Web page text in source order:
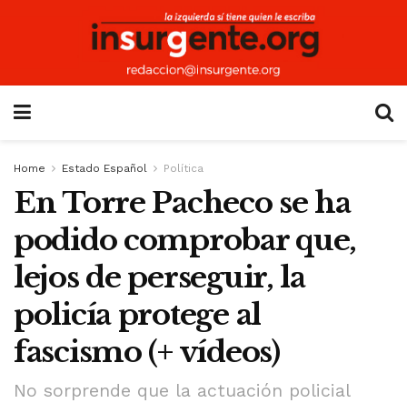
Home Estado Español Política
En Torre Pacheco se ha
podido comprobar que,
lejos de perseguir, la
policía protege al
fascismo (+ vídeos)
No sorprende que la actuación policial